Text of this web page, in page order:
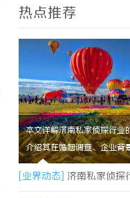
热点推荐
本文详解济南私家侦探行业
介绍其在婚姻调查、企业背
[业界动态] 济南私家侦探